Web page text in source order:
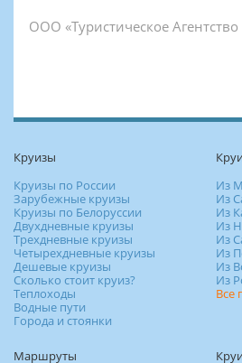
ООО «Туристическое
Круизы
Круизы по России
Зарубежные круизы
Круизы по Белоруссии
Двухдневные круизы
Трехдневные круизы
Четырехдневные круизы
Дешевые круизы
Сколько стоит круиз?
Теплоходы
Водные пути
Города и стоянки
Из
Из
Из
Из
Из
Из
Из
Из
Все
Маршруты